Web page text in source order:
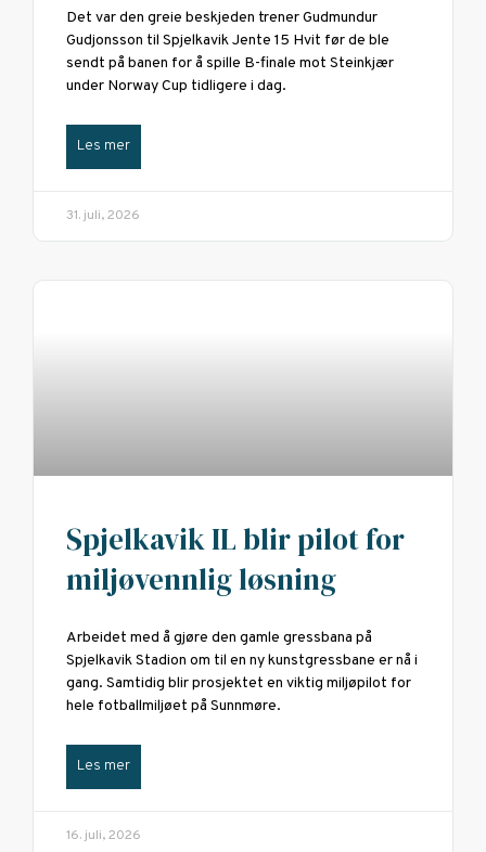
Det var den greie beskjeden trener Gudmundur
Gudjonsson til Spjelkavik Jente 15 Hvit før de ble
sendt på banen for å spille B-finale mot Steinkjær
under Norway Cup tidligere i dag.
Les mer
31. juli, 2026
Spjelkavik IL blir pilot for
miljøvennlig løsning
Arbeidet med å gjøre den gamle gressbana på
Spjelkavik Stadion om til en ny kunstgressbane er nå i
gang. Samtidig blir prosjektet en viktig miljøpilot for
hele fotballmiljøet på Sunnmøre.
Les mer
16. juli, 2026